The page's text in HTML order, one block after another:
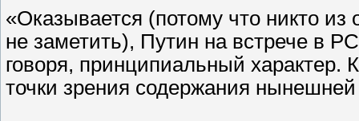
«Оказывается (потому что никто
не заметить), Путин на встрече в
говоря, принципиальный характер.
точки зрения содержания